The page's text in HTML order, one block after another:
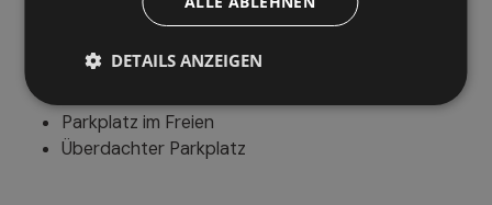
Parken
Parkplatz im Freien
Überdachter Parkplatz
DETAILS ANZEIGEN